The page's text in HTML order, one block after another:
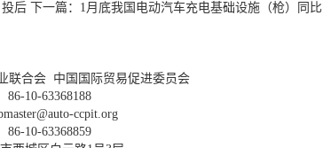
后下一篇： 1月底我国电动汽车充电基础设施（枪）同比
联合会 中国国际贸易促进委员会
86-10-63368188
ccpit.org
86-10-63368859